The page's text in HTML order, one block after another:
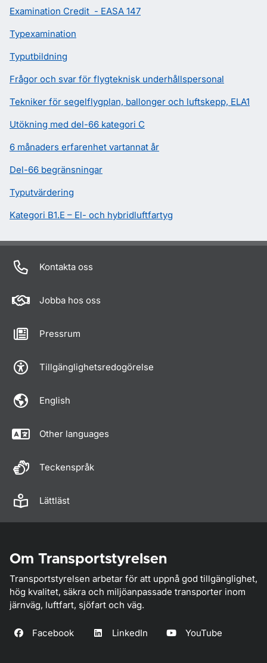
Examination Credit - EASA 147
Typexamination
Typutbildning
Frågor och svar för flygteknisk underhållspersonal
Tekniker för segelflygplan, ballonger och luftskepp, ELA1
Utökning med del-66 kategori C
6 månaders erfarenhet vartannat år
Del-66 begränsningar
Typutvärdering
Kategori B1.E – El- och hybridluftfartyg
Kontakta oss
Jobba hos oss
Pressrum
Tillgänglighetsredogörelse
English
Other languages
Teckenspråk
Lättläst
Om Transportstyrelsen
Transportstyrelsen arbetar för att uppnå god tillgänglighet,
hög kvalitet, säkra och miljöanpassade transporter inom
järnväg, luftfart, sjöfart och väg.
Facebook LinkedIn YouTube